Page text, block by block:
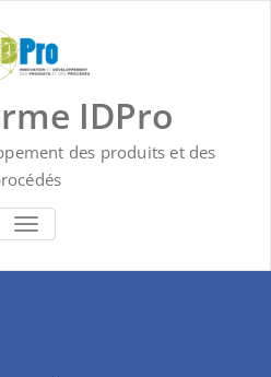
IDPro
des produits et des
BASCULER LA NAVIGATION